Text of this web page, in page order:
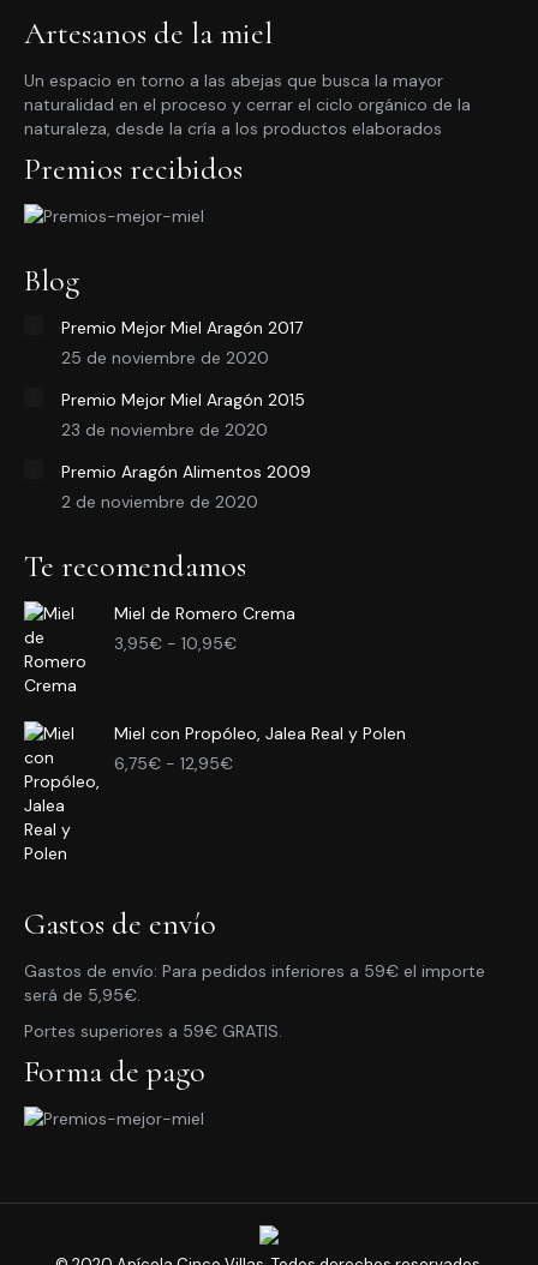
Artesanos de la miel
Un espacio en torno a las abejas que busca la mayor
naturalidad en el proceso y cerrar el ciclo orgánico de la
naturaleza, desde la cría a los productos elaborados
Premios recibidos
Blog
Premio Mejor Miel Aragón 2017
25 de noviembre de 2020
Premio Mejor Miel Aragón 2015
23 de noviembre de 2020
Premio Aragón Alimentos 2009
2 de noviembre de 2020
Te recomendamos
Miel de Romero Crema
3,95€ - 10,95€Rango
3,95€
Miel con Propóleo, Jalea Real y Polen
6,75€ - 12,95€Rango
Gastos de envío
Gastos de envío: Para pedidos inferiores a 59€ el importe
será de 5,95€.
Portes superiores a 59€ GRATIS.
Forma de pago